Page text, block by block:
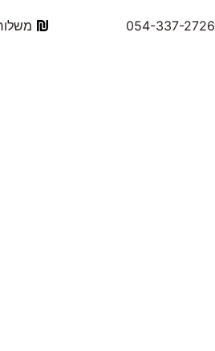
054-337-2726⁩ משלוח